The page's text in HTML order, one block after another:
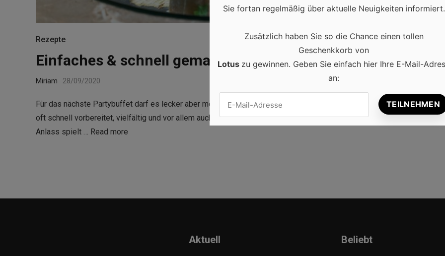
Rezepte
Einfaches & schnell gemachtes Fingerfood 0
Miriam 28/09/2020
Für das nächste Partybuffet darf es lecker aber möglichst wenig aufwendig sein? Wie wäre es mit Fingerfood? Das
oft schnell vorbereitet, vielfältig und vor allem auch in großer Menge einfach eine tolle Sache. Die Käseplatte Der
Anlass spielt … Read more
Aktuell Beliebt
Sie fortan regelmäßig über aktuelle Neuigkeiten informiert.
Zusätzlich haben Sie so die Chance einen tollen
Geschenkkorb von
Lotus zu gewinnen. Geben Sie einfach hier Ihre E-Mail-
an: